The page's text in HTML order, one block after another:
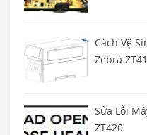
Cách Vệ
Zebra
Sửa Lỗi
ZT420